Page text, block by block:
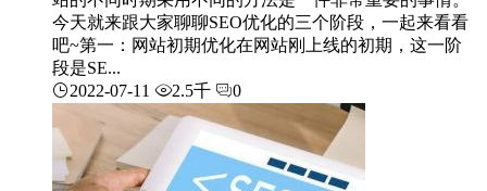
今天就来跟大家聊聊SEO优化的三个阶段，一起来看看
吧~第一：网站初期优化在网站刚上线的初期，这一阶
段是SE...
2022-07-11
2.5千 0